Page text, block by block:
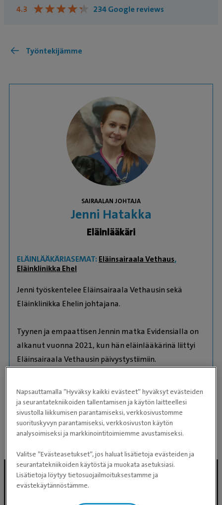
4.3 ★★★★★
★★★★★ 234 Google reviews
Työntekijämme
SAIRAALAN JOHTAJA
Jenni Hatakka
Eläinlääkäri
ELÄINLÄÄKÄRIASEMAT: Eläinsairaala Vethaus,
Eläinklinikka Ehel
Jenni työskentelee Eläinsairaala Vethausin sekä
Eläinklinikka Ehelin johtajana.
Tyynen ja empaattisen Jennin matka Evidensialla on
alkanut vuonna 2021, kun hän eläinlääkärinä liittyi
Eläinsairaala Vethausin päivystystiimiin.
Nykyisin hänen työnkuvaansa johtajana kuuluu
Vethausin sekä Ehelin talous- ja
henkilöstöjohtaminen.
Napsauttamalla ”Hyväksy kaikki evästeet” hyväksyt evästeiden
ja seurantatekniikoiden tallentamisen ja käytön laitteellesi
sivustolla liikkumisen parantamiseksi, verkkosivustomme
suorituskyvyn parantamiseksi, verkkosivuston käytön
analysoimiseksi ja markkinointitoimiemme avustamiseksi.
Valitse ”Evästeasetukset”, jos haluat lisätietoja evästeiden ja
seurantatekniikoiden käytöstä ja muokata asetuksiasi.
Lisätietoja löytyy tietosuojailmoituksestamme ja
evästekäytännöstämme.